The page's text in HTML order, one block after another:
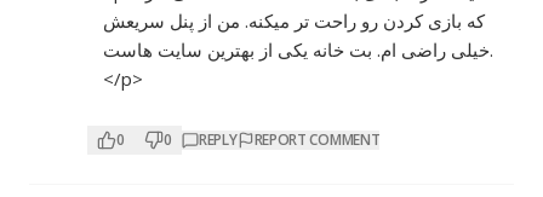
که بازی کردن رو راحت تر میکنه. من از پنل سریعش
خیلی راضی ام. بت خانه یکی از بهترین سایت هاست.
</p>
0 0 REPLY REPORT COMMENT